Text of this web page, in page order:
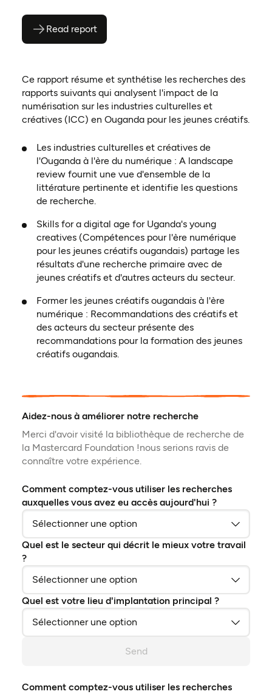
Read report(ouvre en PDF)
(ouvre dans un nouvel onglet)
Ce rapport résume et synthétise les recherches des
rapports suivants qui analysent l'impact de la
numérisation sur les industries culturelles et
créatives (ICC) en Ouganda pour les jeunes créatifs.
Les industries culturelles et créatives de
l'Ouganda à l'ère du numérique : A landscape
review fournit une vue d'ensemble de la
littérature pertinente et identifie les questions
de recherche.
Skills for a digital age for Uganda's young
creatives (Compétences pour l'ère numérique
pour les jeunes créatifs ougandais) partage les
résultats d'une recherche primaire avec de
jeunes créatifs et d'autres acteurs du secteur.
Former les jeunes créatifs ougandais à l'ère
numérique : Recommandations des créatifs et
des acteurs du secteur présente des
recommandations pour la formation des jeunes
créatifs ougandais.
Aidez-nous à améliorer notre recherche
Merci d'avoir visité la bibliothèque de recherche de
la Mastercard Foundation !nous serions ravis de
connaître votre expérience.
Comment comptez-vous utiliser les recherches
auxquelles vous avez eu accès aujourd'hui ?
Quel est le secteur qui décrit le mieux votre travail
?
Quel est votre lieu d'implantation principal ?
Send
Comment comptez-vous utiliser les recherches